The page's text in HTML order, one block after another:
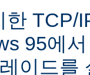
한 TCP/
95에
이드를